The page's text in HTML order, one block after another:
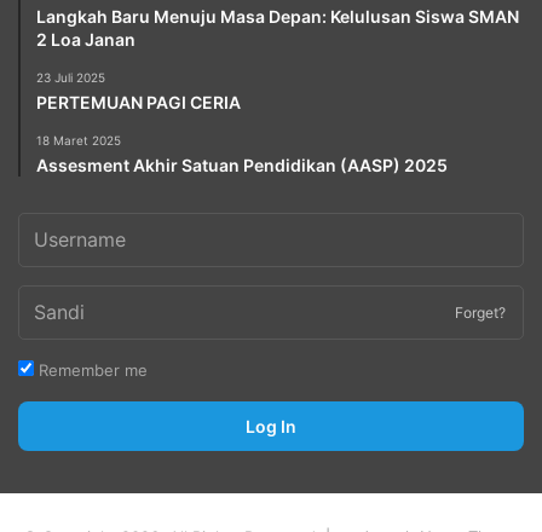
Langkah Baru Menuju Masa Depan: Kelulusan Siswa SMAN
2 Loa Janan
23 Juli 2025
PERTEMUAN PAGI CERIA
18 Maret 2025
Assesment Akhir Satuan Pendidikan (AASP) 2025
Forget?
Remember me
Log In